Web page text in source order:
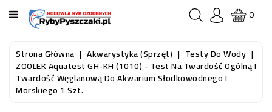
KATEGORIA
STRONA
GŁÓWNA
RYBY
0
Strona Główna Akwarystyka (sprzęt) Testy Do Wody
ZOOLEK Aquatest GH-KH (1010) - Test Na Twardość Ogólną I
Twardość Węglanową Do Akwarium Słodkowodnego I
Morskiego 1 Szt.